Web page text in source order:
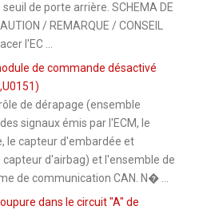
de porte arrière. SCHEMA DE
/ REMARQUE / CONSEIL
l'EC ...
de commande désactivé
de dérapage (ensemble
signaux émis par l'ECM, le
le capteur d'embardée et
d'airbag) et l'ensemble de
de communication CAN. N� ...
dans le circuit "A" de